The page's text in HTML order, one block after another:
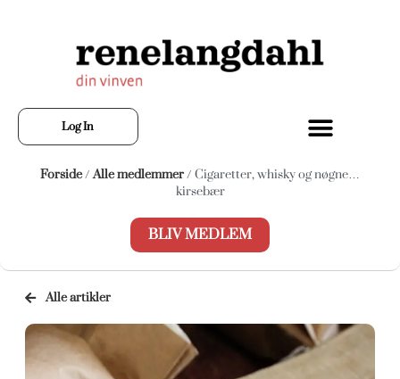
Log In
Forside/Alle medlemmer/ Cigaretter, whisky og nøgne…
kirsebær
BLIV MEDLEM
Alle artikler